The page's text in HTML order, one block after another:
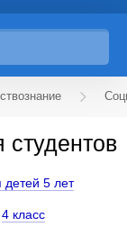
детей 5 лет
4 класс